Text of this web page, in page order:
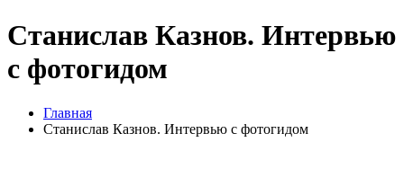
Станислав Казнов. Интервью
с фотогидом
Главная
Станислав Казнов. Интервью с фотогидом